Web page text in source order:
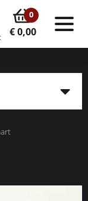
0
€ 0,00